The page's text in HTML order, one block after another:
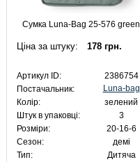
Сумка Luna-Bag 25-576 green
Ціна за штуку: 178 грн.
Артикул ID:
2386754
Постачальник:
Luna-bag
Колір:
зелений
Штук в упаковці:
3
Розміри:
20-16-6
Сезон:
демі
Тип:
Дитяча